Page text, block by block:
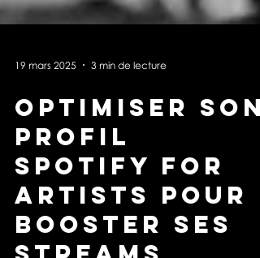
19 mars 2025 3 min de lecture
Optimiser son
profil
Spotify for